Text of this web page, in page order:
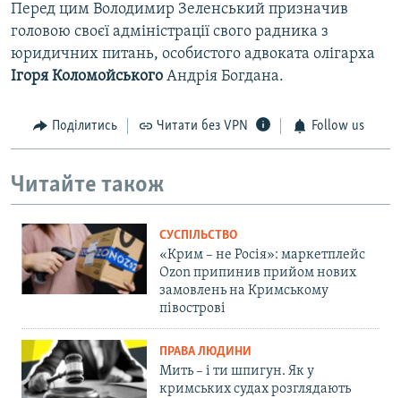
Перед цим Володимир Зеленський призначив
головою своєї адміністрації свого радника з
юридичних питань, особистого адвоката олігарха
Ігоря Коломойського Андрія Богдана.
Поділитись Читати без VPN Follow us
Читайте також
СУСПІЛЬСТВО
«Крим – не Росія»: маркетплейс
Ozon припинив прийом нових
замовлень на Кримському
півострові
ПРАВА ЛЮДИНИ
Мить – і ти шпигун. Як у
кримських судах розглядають